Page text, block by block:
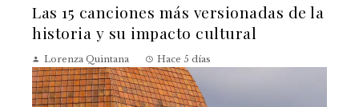
Las 15 canciones más versionadas de la
historia y su impacto cultural
Lorenza Quintana Hace 5 días